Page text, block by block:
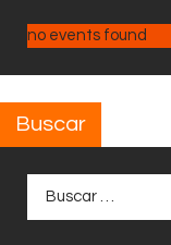
no events found
Buscar